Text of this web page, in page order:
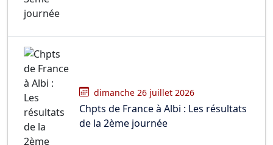
dimanche 26 juillet 2026
Chpts de France à Albi : Les résultats
de la 2ème journée